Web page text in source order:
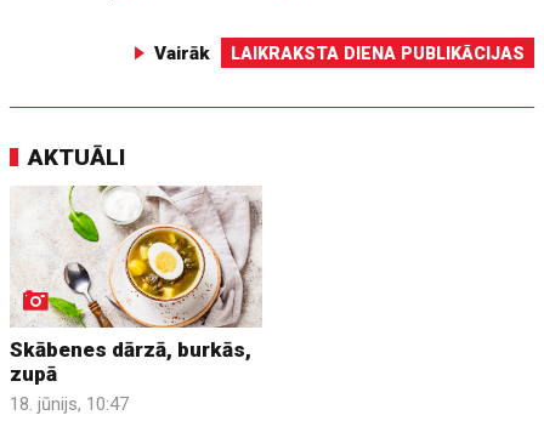
Vairāk LAIKRAKSTA DIENA PUBLIKĀCIJAS
AKTUĀLI
Skābenes dārzā, burkās,
zupā
18. jūnijs, 10:47